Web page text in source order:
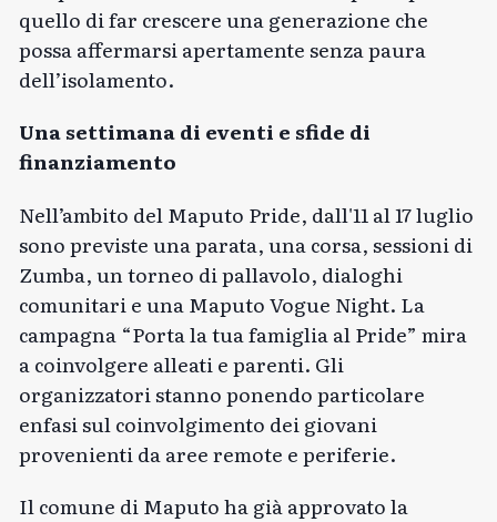
quello di far crescere una generazione che
possa affermarsi apertamente senza paura
dell’isolamento.
Una settimana di eventi e sfide di
finanziamento
Nell’ambito del Maputo Pride, dall'11 al 17 luglio
sono previste una parata, una corsa, sessioni di
Zumba, un torneo di pallavolo, dialoghi
comunitari e una Maputo Vogue Night. La
campagna “Porta la tua famiglia al Pride” mira
a coinvolgere alleati e parenti. Gli
organizzatori stanno ponendo particolare
enfasi sul coinvolgimento dei giovani
provenienti da aree remote e periferie.
Il comune di Maputo ha già approvato la